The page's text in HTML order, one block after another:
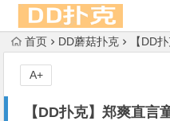
首页 DD蘑菇扑克 【DD扑
【DD扑克】郑爽直言
A+